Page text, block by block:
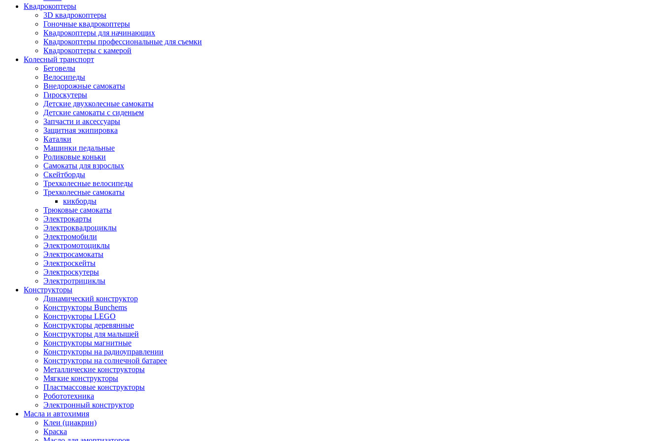
Квадрокоптеры
3D квадрокоптеры
Гоночные квадрокоптеры
Квадрокоптеры для начинающих
Квадрокоптеры профессиональные для съемки
Квадрокоптеры с камерой
Колесный транспорт
Беговелы
Велосипеды
Внедорожные самокаты
Гироскутеры
Детские двухколесные самокаты
Детские самокаты с сиденьем
Запчасти и аксессуары
Защитная экипировка
Каталки
Машинки педальные
Роликовые коньки
Самокаты для взрослых
Скейтборды
Трехколесные велосипеды
Трехколесные самокаты
кикборды
Трюковые самокаты
Электрокарты
Электроквадроциклы
Электромобили
Электромотоциклы
Электросамокаты
Электроскейты
Электроскутеры
Электротрициклы
Конструкторы
Динамический конструктор
Конструкторы Bunchems
Конструкторы LEGO
Конструкторы деревянные
Конструкторы для малышей
Конструкторы магнитные
Конструкторы на радиоуправлении
Конструкторы на солнечной батарее
Металлические конструкторы
Мягкие конструкторы
Пластмассовые конструкторы
Робототехника
Электронный конструктор
Масла и автохимия
Клеи (циакрин)
Краска